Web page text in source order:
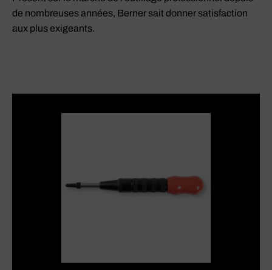
de nombreuses années, Berner sait donner satisfaction
aux plus exigeants.